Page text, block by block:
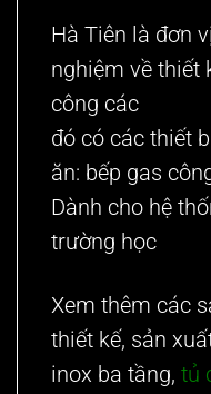
Hà Tiên là đơn
nghiệm về thiết
công các
đó có các thiết
ăn: bếp gas
Dành cho hệ
trường học
Xem thêm các
thiết kế, sản
inox ba tầng, tủ